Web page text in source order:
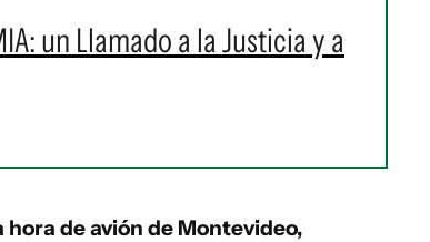
un Llamado a la Justicia y a
de avión de Montevideo,